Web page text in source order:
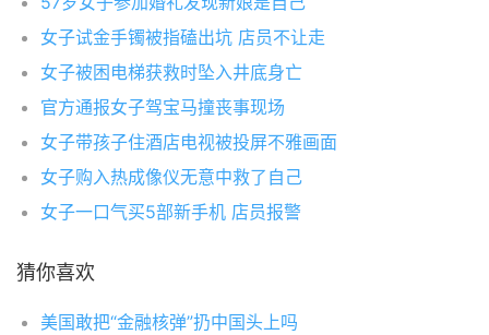
女子试金手镯被指磕出坑 店员不让走
女子被困电梯获救时坠入井底身亡
官方通报女子驾宝马撞丧事现场
女子带孩子住酒店电视被投屏不雅画面
女子购入热成像仪无意中救了自己
女子一口气买5部新手机 店员报警
猜你喜欢
美国敢把“金融核弹”扔中国头上吗